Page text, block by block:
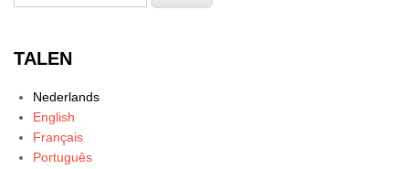
TALEN
Nederlands
English
Français
Português